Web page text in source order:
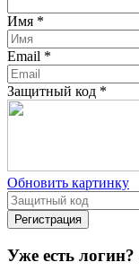
Имя *
Email *
Защитный код *
Обновить картинку
Уже есть логин?